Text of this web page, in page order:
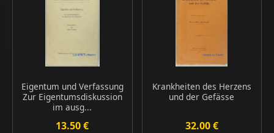
Eigentum und Verfassung
Zur Eigentumsdiskussion
im ausg...
13.50 €
Krankheiten des Herzens
und der Gefässe
32.00 €